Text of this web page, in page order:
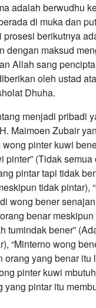
adalah berwudhu
di muka dan
berikutnya
dengan maksud
Allah sang
oleh ustad
Dhuha.
menjadi pribadi
Maimoen Zubair
pinter kuwi
(Tidak
pintar tapi tidak
tidak pintar),
wong bener
benar
tumindak bener”
“Minterno wong
orang yang benar itu
pinter kuwi
yang pintar itu